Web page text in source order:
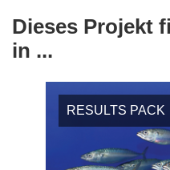
Dieses Projekt
in ...
RESULTS PACK